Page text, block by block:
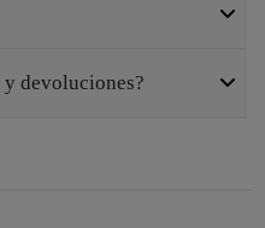
devoluciones?